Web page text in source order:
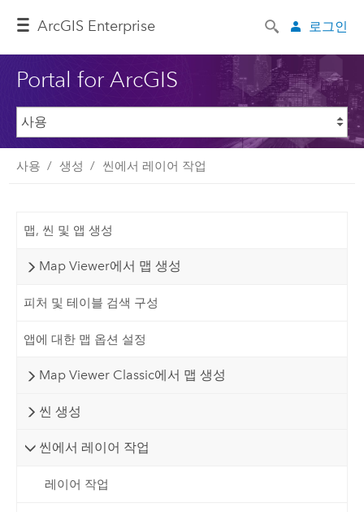
ArcGIS Enterprise 로그인
Portal for ArcGIS
사용 생성 씬에서 레이어 작업
맵, 씬 및 앱 생성
Map Viewer에서 맵 생성
피처 및 테이블 검색 구성
앱에 대한 맵 옵션 설정
Map Viewer Classic에서 맵 생성
씬 생성
씬에서 레이어 작업
레이어 작업